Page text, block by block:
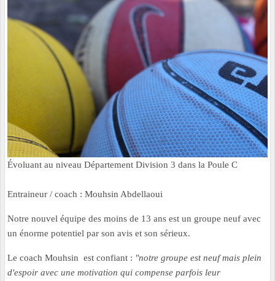
Évoluant au niveau Département Division 3 dans la Poule C
Entraineur / coach : Mouhsin Abdellaoui
Notre nouvel équipe des moins de 13 ans est un groupe neuf avec
un énorme potentiel par son avis et son sérieux.
Le coach Mouhsin est confiant : "notre groupe est neuf mais plein
d'espoir avec une motivation qui compense parfois leur